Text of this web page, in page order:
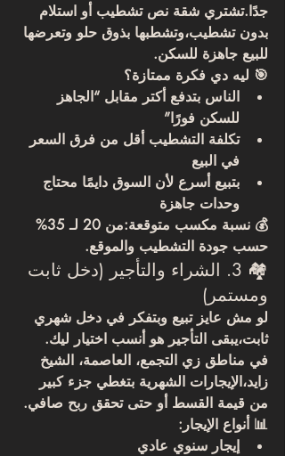
جدًا.تشتري شقة نص تشطيب أو استلام
بدون تشطيب،وتشطبها بذوق حلو وتعرضها
للبيع جاهزة للسكن.
🎯 ليه دي فكرة ممتازة؟
الناس بتدفع أكتر مقابل “الجاهز
للسكن فورًا”
تكلفة التشطيب أقل من فرق السعر
في البيع
بتبيع أسرع لأن السوق دايمًا محتاج
وحدات جاهزة
💰 نسبة مكسب متوقعة:
من 20 لـ 35%
حسب جودة التشطيب والموقع.
🏘️ 3. الشراء والتأجير (دخل ثابت
ومستمر)
لو مش عايز تبيع وبتفكر في دخل شهري
ثابت،يبقى التأجير هو أنسب اختيار ليك.
في مناطق زي التجمع، العاصمة، الشيخ
زايد،الإيجارات الشهرية بتغطي جزء كبير
من قيمة القسط أو حتى تحقق ربح صافي.
📊 أنواع الإيجار:
إيجار سنوي عادي